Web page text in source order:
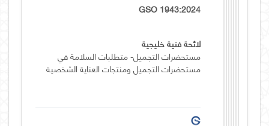
GSO 1943:2024
لائحة فنية خليجية
مستحضرات التجميل- متطلبات السلامة في
مستحضرات التجميل ومنتجات العناية الشخصية